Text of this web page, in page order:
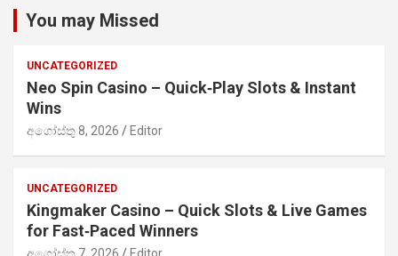
You may Missed
UNCATEGORIZED
Neo Spin Casino – Quick‑Play Slots & Instant
Wins
අගෝස්තු 8, 2026 Editor
UNCATEGORIZED
Kingmaker Casino – Quick Slots & Live Games
for Fast‑Paced Winners
අගෝස්තු 7, 2026 Editor